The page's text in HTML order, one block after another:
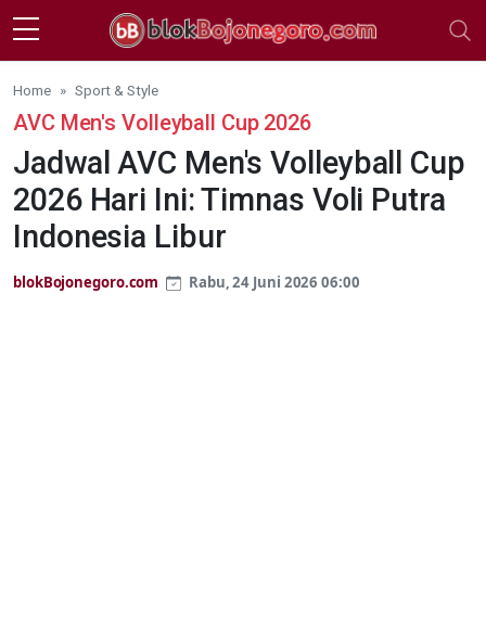
Skip to main content
Home Sport & Style
AVC Men's Volleyball Cup 2026
Jadwal AVC Men's Volleyball Cup
2026 Hari Ini: Timnas Voli Putra
Indonesia Libur
blokBojonegoro.com Rabu, 24 Juni 2026 06:00